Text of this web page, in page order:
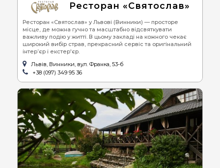
Ресторан «Святослав»
Ресторан «Святослав» у Львові (Винники) — просторе
місце, де можна гучно та масштабно відсвяткувати
важливу подію у житті. В цьому закладі на кожного чекає
широкий вибір страв, прекрасний сервіс та оригінальний
інтер’єр і екстер'єр.
Львів, Винники, вул. Франка, 53-б
+38 (097) 349 95 36